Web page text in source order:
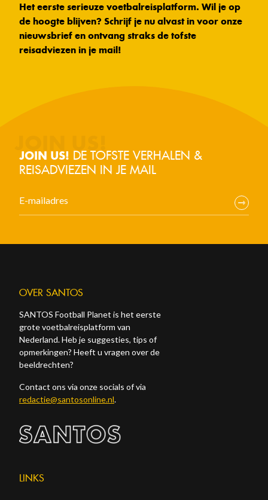
Het eerste serieuze voetbalreisplatform. Wil je op
de hoogte blijven? Schrijf je nu alvast in voor onze
nieuwsbrief en ontvang straks de tofste
reisadviezen in je mail!
JOIN US! DE TOFSTE VERHALEN &
REISADVIEZEN IN JE MAIL
OVER SANTOS
SANTOS Football Planet is het eerste
grote voetbalreisplatform van
Nederland. Heb je suggesties, tips of
opmerkingen? Heeft u vragen over de
beeldrechten?
Contact ons via onze socials of via
redactie@santosonline.nl.
LINKS